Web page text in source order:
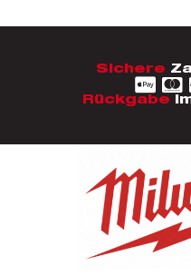
Sichere
Rückgabe